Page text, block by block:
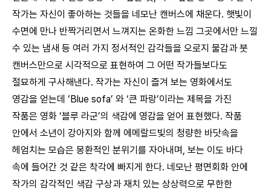
작가는 자신이 좋아하는 것들을 네모난 캔버스에 채운다. 햇빛이
수면에 만나 반짝거리면서 느껴지는 온화한 느낌 그곳에서만 느낄
수 있는 냄새 등 여러 가지 정서적인 감각들을 오로지 물감과 붓
캔버스만으로 시각적으로 표현하여 그 어떤 작가들보다도
절묘하게 구사해낸다. 작가는 자신이 즐겨 보는 영화에서도
영감을 얻는데 ‘Blue sofa’ 와 ‘큰 파랑’이라는 제목을 가진
작품은 영화 ‘블루 라군’의 색감에 영감을 얻어 표현했다. 작품
안에서 소년이 강아지와 함께 에메랄드빛의 청량한 바닷속을
헤엄치는 모습은 몽환적인 분위기를 자아내며, 보는 이도 바다
속에 들어간 것 같은 착각에 빠지게 한다. 네모난 평면회화 안에
작가의 감각적인 색감 구상과 재치 있는 상상력으로 무한한